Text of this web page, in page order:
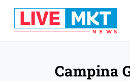
Campina